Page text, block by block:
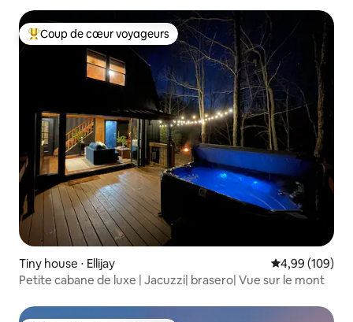
Coups de cœur voyageurs les plus appréciés
Coup de cœur voyageurs
Tiny house ⋅ Ellijay Évaluation
4,99 (109)
Petite cabane de luxe | Jacuzzi| brasero| Vue sur le mont